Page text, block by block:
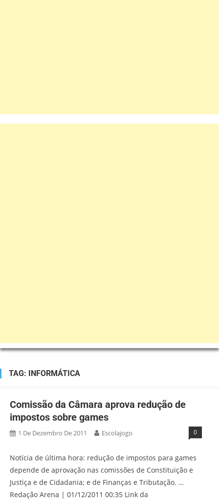
TAG: INFORMÁTICA
Comissão da Câmara aprova redução de
impostos sobre games
1 De Dezembro De 2011 Escolajogo 0
Notícia de última hora: redução de impostos para games
depende de aprovação nas comissões de Constituição e
Justiça e de Cidadania; e de Finanças e Tributação. …
Redação Arena | 01/12/2011 00:35 Link da